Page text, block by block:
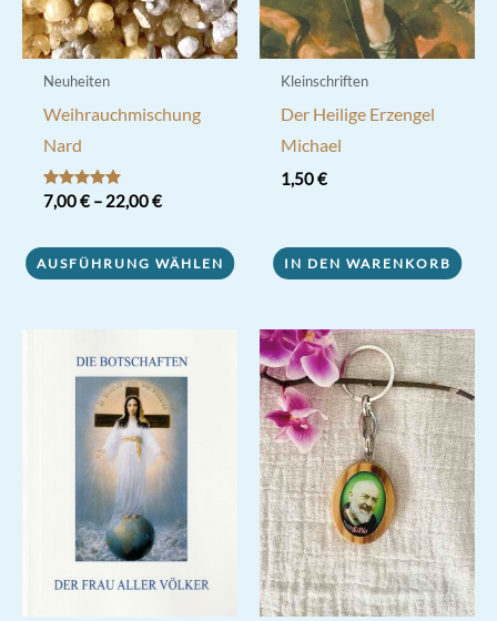
Neuheiten
Weihrauchmischung
Nard
Bewertet mit
5.00
7,00€– 22,00€
AUSFÜHRUNG WÄHLEN
Produkt
Varianten
Optionen
können
Produktseite
Kleinschriften
Der Heilige Erzengel
Michael
1,50€
IN DEN WARENKORB